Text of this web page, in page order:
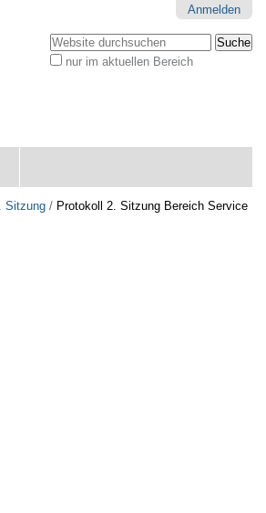
Anmelden
Website durchsuchen
nur im aktuellen Bereich
Sitzung / Protokoll 2. Sitzung Bereich Service